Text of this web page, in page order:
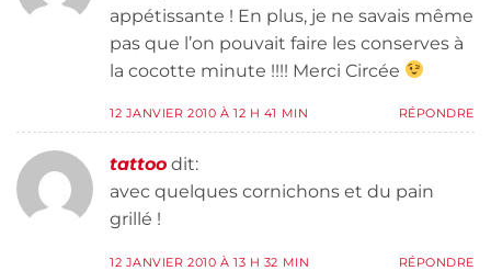
appétissante ! En plus, je ne savais même
pas que l’on pouvait faire les conserves à
la cocotte minute !!!! Merci Circée
12 JANVIER 2010 À 12 H 41 MIN RÉPONDRE
tattoo dit:
avec quelques cornichons et du pain
grillé !
12 JANVIER 2010 À 13 H 32 MIN RÉPONDRE